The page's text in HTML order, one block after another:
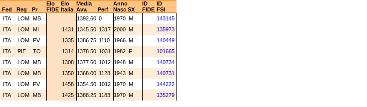
Elo Elo Media Anno ID
ID
Fed Reg Pr FIDE Italia Avv. Perf Nasc SX FIDE FSI
ITA LOM MB 1392.60 0 1970 M
143145
ITA LOM MI 1431 1345.50 1317 2000 M
135973
ITA LOM PV 1335 1386.75 1110 1966 M
140449
ITA PIE TO 1314 1378.50 1031 1982 F
101665
ITA LOM MB 1308 1377.60 1012 1948 M
140734
ITA LOM MB 1350 1368.00 1128 1943 M
140731
ITA LOM PV 1458 1354.50 1012 1970 M
144222
ITA LOM MB 1425 1388.25 1183 1970 M 135279